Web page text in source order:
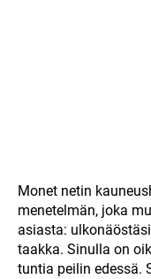
Monet netin
menetelmän, joka
asiasta:
taakka. Sinulla on
tuntia peilin edessä.